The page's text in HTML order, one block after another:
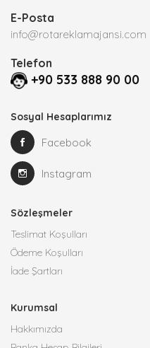
E-Posta
info@rotareklamajansi.com
Telefon
+90 533 888 90 00
Sosyal Hesaplarımız
Facebook
Instagram
Sözleşmeler
Teslimat Koşulları
Ödeme Koşulları
İade Şartları
Kurumsal
Hakkımızda